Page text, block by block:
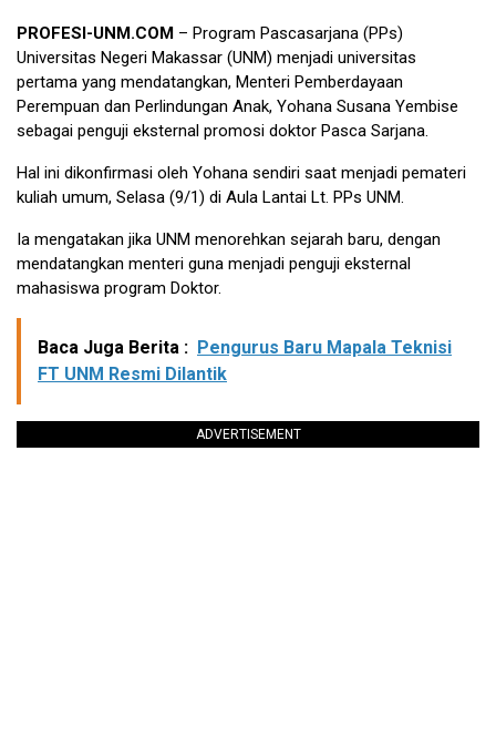
PROFESI-UNM.COM – Program Pascasarjana (PPs)
Universitas Negeri Makassar (UNM) menjadi universitas
pertama yang mendatangkan, Menteri Pemberdayaan
Perempuan dan Perlindungan Anak, Yohana Susana Yembise
sebagai penguji eksternal promosi doktor Pasca Sarjana.
Hal ini dikonfirmasi oleh Yohana sendiri saat menjadi pemateri
kuliah umum, Selasa (9/1) di Aula Lantai Lt. PPs UNM.
Ia mengatakan jika UNM menorehkan sejarah baru, dengan
mendatangkan menteri guna menjadi penguji eksternal
mahasiswa program Doktor.
Baca Juga Berita : Pengurus Baru Mapala Teknisi
FT UNM Resmi Dilantik
ADVERTISEMENT